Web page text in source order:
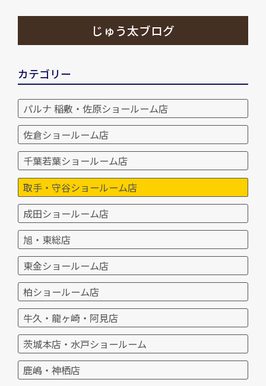
じゅう太ブログ
カテゴリー
パルナ 稲敷・佐原ショールーム店
佐倉ショールーム店
千葉若葉ショールーム店
取手・守谷ショールーム店
成田ショールーム店
旭・東総店
東金ショールーム店
柏ショールーム店
牛久・龍ヶ崎・阿見店
茨城本店・水戸ショールーム
鹿嶋・神栖店